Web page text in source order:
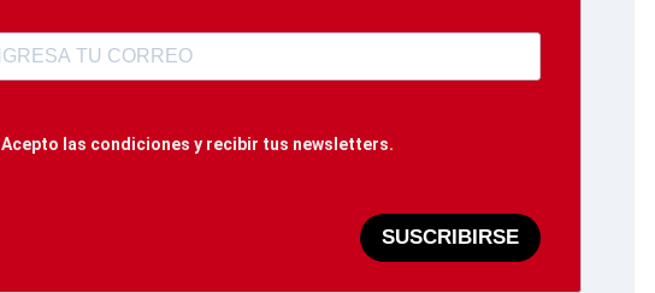
Acepto las condiciones y recibir tus newsletters.
SUSCRIBIRSE